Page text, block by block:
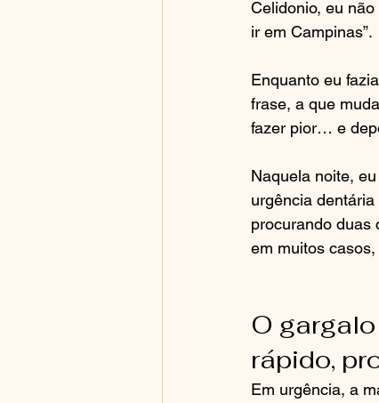
Celidonio, eu
ir em Campinas”.
Enquanto eu
frase, a que
fazer pior… e
Naquela noite,
urgência
procurando duas
em muitos
O
rápido,
Em urgência, a